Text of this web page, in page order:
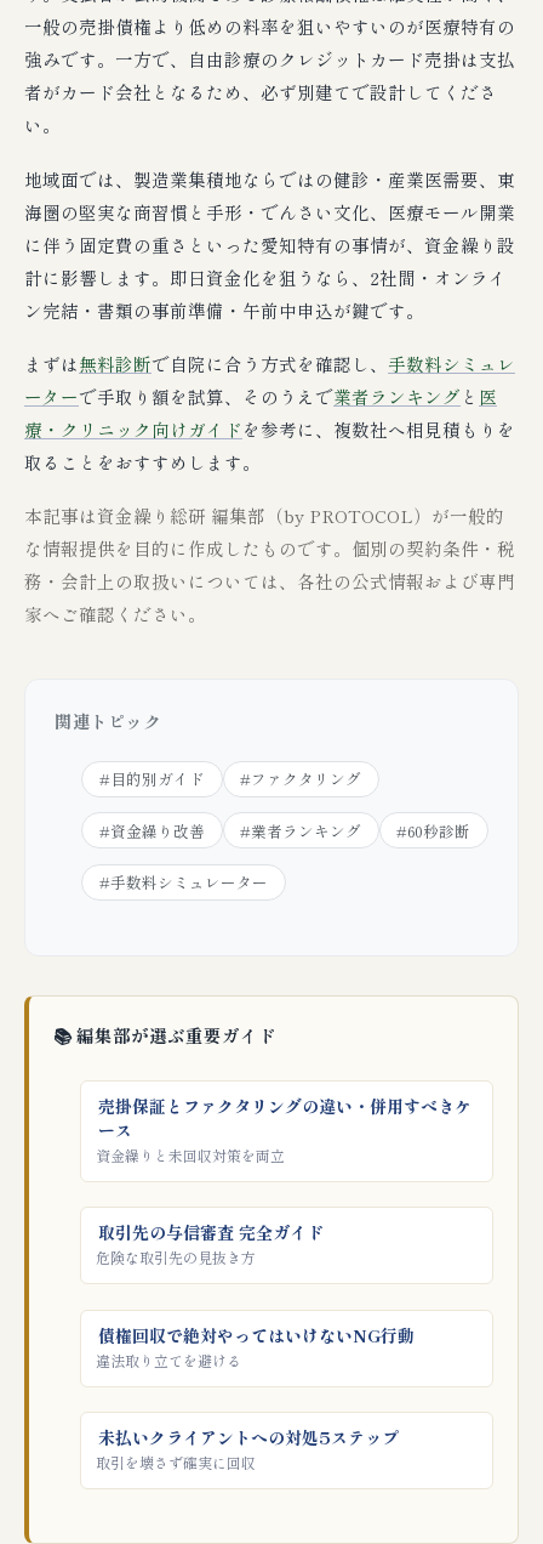
一般の売掛債権より低めの料率を狙いやすいのが医療特有の
強みです。一方で、自由診療のクレジットカード売掛は支払
者がカード会社となるため、必ず別建てで設計してくださ
い。
地域面では、製造業集積地ならではの健診・産業医需要、東
海圏の堅実な商習慣と手形・でんさい文化、医療モール開業
に伴う固定費の重さといった愛知特有の事情が、資金繰り設
計に影響します。即日資金化を狙うなら、2社間・オンライ
ン完結・書類の事前準備・午前中申込が鍵です。
まずは無料診断で自院に合う方式を確認し、 手数料シミュレ
ーターで手取り額を試算、そのうえで業者ランキング と 医
療・クリニック向けガイドを参考に、複数社へ相見積もりを
取ることをおすすめします。
本記事は資金繰り総研 編集部（by PROTOCOL）が一般的
な情報提供を目的に作成したものです。個別の契約条件・税
務・会計上の取扱いについては、各社の公式情報および専門
家へご確認ください。
関連トピック
#目的別ガイド #ファクタリング
#資金繰り改善 #業者ランキング #60秒診断
#手数料シミュレーター
📚 編集部が選ぶ重要ガイド
売掛保証とファクタリングの違い・併用すべきケ
ース
資金繰りと未回収対策を両立
取引先の与信審査 完全ガイド
危険な取引先の見抜き方
債権回収で絶対やってはいけないNG行動
違法取り立てを避ける
未払いクライアントへの対処5ステップ
取引を壊さず確実に回収